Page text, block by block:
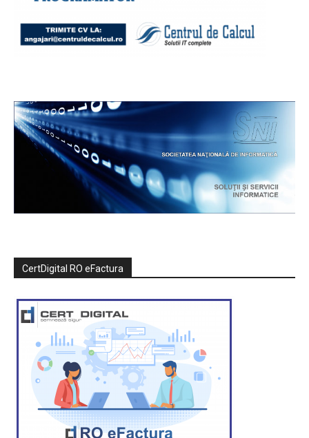
CertDigital RO eFactura